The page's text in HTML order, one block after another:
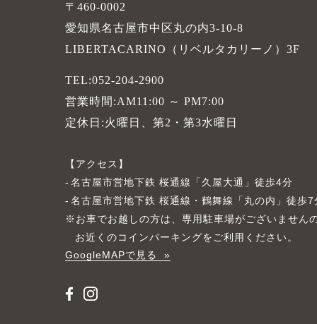
〒460-0002
愛知県名古屋市中区丸の内3-10-8
LIBERTACARINO（リベルタカリーノ）3F
TEL:052-204-2900
営業時間:AM11:00 ～ PM7:00
定休日:火曜日、第2・第3水曜日
アクセス
名古屋市営地下鉄 桜通線「久屋大通」徒歩4分
名古屋市営地下鉄 桜通線・鶴舞線「丸の内」徒歩7
※お車でお越しの方は、専用駐車場がございません
お近くのコインパーキングをご利用ください。
GoogleMAPで見る